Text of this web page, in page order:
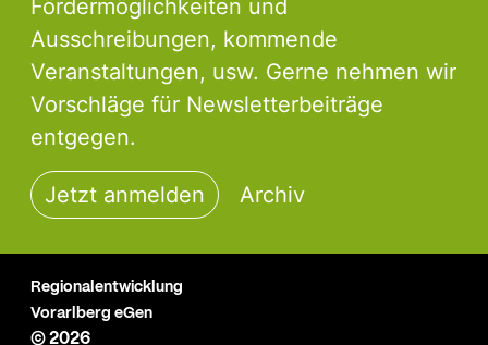
Fördermöglichkeiten und
Ausschreibungen, kommende
Veranstaltungen, usw. Gerne nehmen wir
Vorschläge für Newsletterbeiträge
entgegen.
Jetzt anmelden Archiv
Regionalentwicklung
Vorarlberg eGen
© 2026